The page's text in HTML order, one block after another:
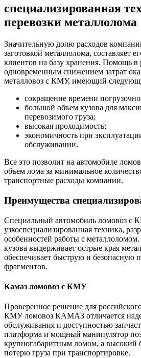
специализированная
перевозки металлолома
Значительную долю расходов
заготовкой металлолома, составляет
клиентов на базу хранения. Помощь в
одновременным снижением затрат
металловоз с КМУ, имеющий
сокращение времени
большой объем кузова для
перевозимого груза;
высокая проходимость;
экономичность при
обслуживании.
Все это позволит на автомобиле
объем лома за минимальное
транспортные расходы компании.
Преимущества
Специальный автомобиль ломовоз с
узкоспециализированная техника,
особенностей работы с
кузова выдерживает острые края
обеспечивает быструю и безопасную
фрагментов.
Камаз ломовоз с КМУ
Проверенное решение для
КМУ ломовоз КАМАЗ отличается
обслуживания и доступностью
платформа и мощный манипулятор
крупногабаритным ломом, а высокий
потерю груза при транспортировке.